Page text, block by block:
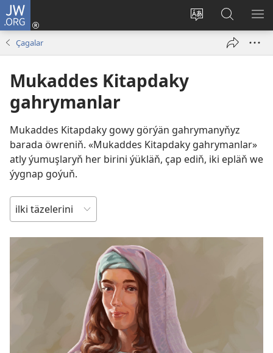
JW.ORG
Web-
Giriň
(täze
JW.ORG
web-
saýty
Çagalar
Mukaddes Kitapdaky
gahrymanlar
Mukaddes Kitapdaky gowy görýän gahrymanyňyz
barada öwreniň. «Mukaddes Kitapdaky gahrymanlar»
atly ýumuşlaryň her birini ýükläň, çap ediň, iki epläň we
ýygnap goýuň.
TERTIPLEŞDIRIŇ: